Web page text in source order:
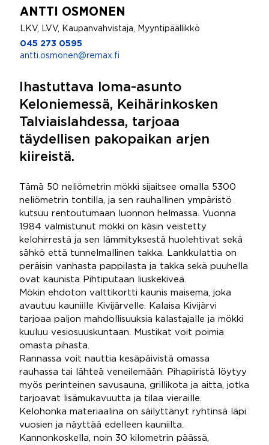
ANTTI OSMONEN
LKV, LVV, Kaupanvahvistaja, Myyntipäällikkö
045 273 0595
antti.osmonen@remax.fi
Ihastuttava loma-asunto
Keloniemessä, Keihärinkosken
Talviaislahdessa, tarjoaa
täydellisen pakopaikan arjen
kiireistä.
Tämä 50 neliömetrin mökki sijaitsee omalla 5300
neliömetrin tontilla, ja sen rauhallinen ympäristö
kutsuu rentoutumaan luonnon helmassa. Vuonna
1984 valmistunut mökki on käsin veistetty
kelohirrestä ja sen lämmityksestä huolehtivat sekä
sähkö että tunnelmallinen takka. Lankkulattia on
peräisin vanhasta pappilasta ja takka sekä puuhella
ovat kaunista Pihtiputaan liuskekiveä.
Mökin ehdoton valttikortti kaunis maisema, joka
avautuu kauniille Kivijärvelle. Kalaisa Kivijärvi
tarjoaa paljon mahdollisuuksia kalastajalle ja mökki
kuuluu vesiosuuskuntaan. Mustikat voit poimia
omasta pihasta.
Rannassa voit nauttia kesäpäivistä omassa
rauhassa tai lähteä veneilemään. Pihapiiristä löytyy
myös perinteinen savusauna, grillikota ja aitta, jotka
tarjoavat lisämukavuutta ja tilaa vieraille.
Kelohonka materiaalina on säilyttänyt ryhtinsä läpi
vuosien ja näyttää edelleen kauniilta.
Kannonkoskella, noin 30 kilometrin päässä,